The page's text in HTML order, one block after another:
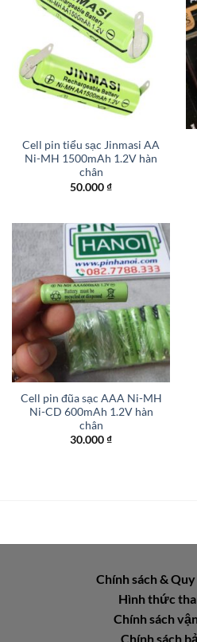
Cell pin tiểu sạc Jinmasi AA
Ni-MH 1500mAh 1.2V hàn
chân
50.000₫
Cell pin đũa sạc AAA Ni-MH
Ni-CD 600mAh 1.2V hàn
chân
30.000₫
Chính sách &
Hình thức
Chính sách
Chính sách